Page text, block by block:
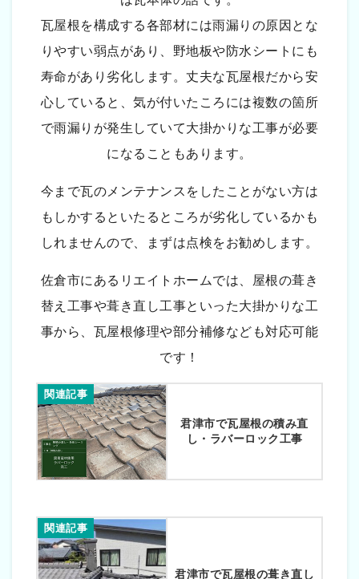
瓦屋根を構成する各部材には雨漏りの原因とな
りやすい弱点があり、野地板や防水シートにも
寿命があり劣化します。丈夫な瓦屋根だから安
心していると、気が付いたころには複数の箇所
で雨漏りが発生していて大掛かりな工事が必要
になることもあります。
今まで瓦のメンテナンスをしたことがない方は
もしかするといたるところが劣化しているかも
しれませんので、まずは点検をお勧めします。
佐倉市にあるリエイトホームでは、屋根の葺き
替え工事や葺き直し工事といった大掛かりな工
事から、瓦屋根修理や部分補修なども対応可能
です！
関連記事
君津市で瓦屋根の積み直
し・ラバーロック工事
関連記事
君津市で瓦屋根の葺き直し